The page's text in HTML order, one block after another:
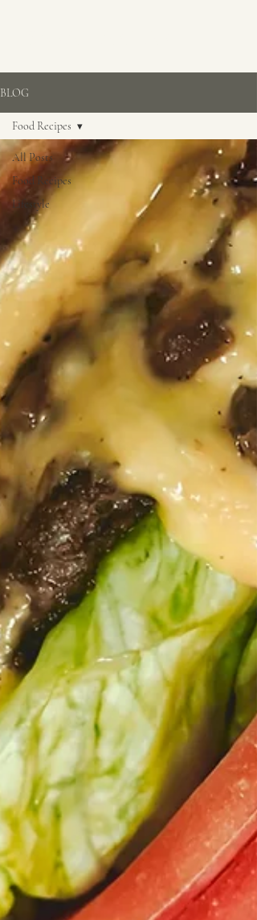
BLOG
All Posts
Food Recipes
Lifestyle
Food Recipes